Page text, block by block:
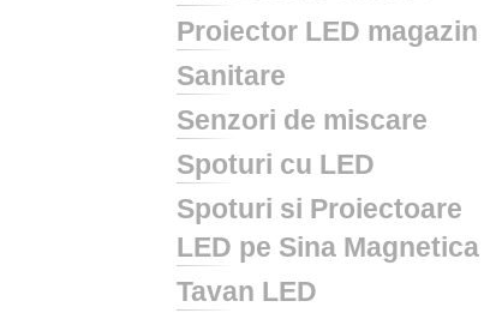
Proiector LED magazin
Sanitare
Senzori de miscare
Spoturi cu LED
Spoturi si Proiectoare
LED pe Sina Magnetica
Tavan LED